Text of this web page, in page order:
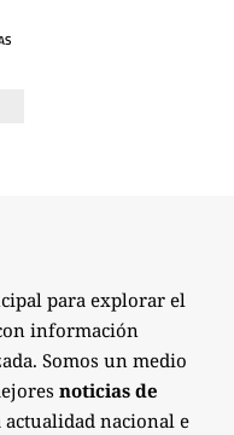
para explorar el
información
Somos un medio
noticias de
nacional e